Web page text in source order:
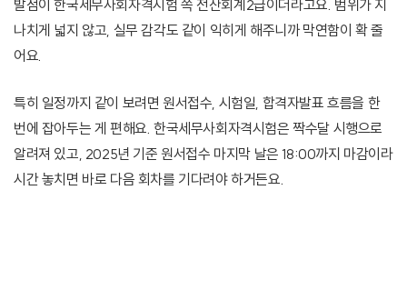
발점이 한국세무사회자격시험 쪽 전산회계2급이더라고요. 범위가 지
나치게 넓지 않고, 실무 감각도 같이 익히게 해주니까 막연함이 확 줄
어요.
특히 일정까지 같이 보려면 원서접수, 시험일, 합격자발표 흐름을 한
번에 잡아두는 게 편해요. 한국세무사회자격시험은 짝수달 시행으로
알려져 있고, 2025년 기준 원서접수 마지막 날은 18:00까지 마감이라
시간 놓치면 바로 다음 회차를 기다려야 하거든요.